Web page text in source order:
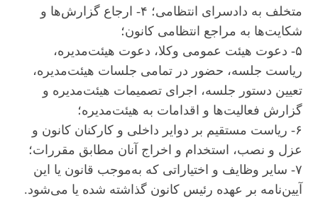
متخلف به دادسرای انتظامی؛ ۴- ارجاع گزارش‌ها و
شکایت‌ها به مراجع انتظامی کانون؛
۵- دعوت هیئت عمومی وکلا، دعوت هیئت‌مدیره،
ریاست جلسه، حضور در تمامی جلسات هیئت‌مدیره،
تعیین دستور جلسه، اجرای تصمیمات هیئت‌مدیره و
گزارش فعالیت‌ها و اقدامات به هیئت‌مدیره؛
۶- ریاست مستقیم بر دوایر داخلی و کارکنان کانون و
عزل و نصب، استخدام و اخراج آنان مطابق مقررات؛
۷- سایر وظایف و اختیاراتی که به‌موجب قانون یا این
آیین‌نامه بر عهده رئیس کانون گذاشته شده یا می‌شود.